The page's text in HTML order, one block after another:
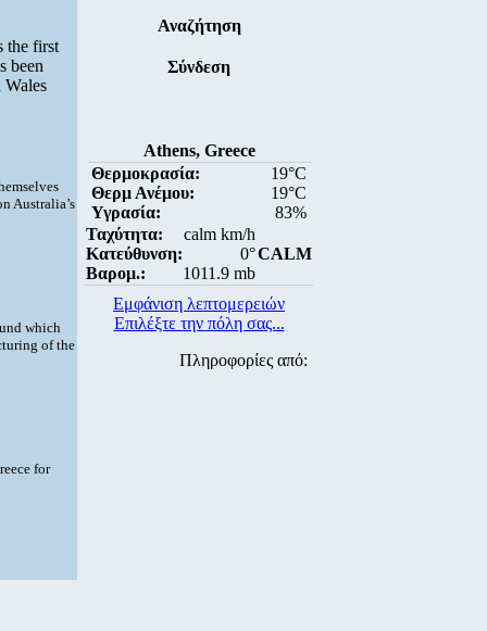
the first
been
Australia’s
which
of the
for
Αναζήτηση
Σύνδεση
Athens, Greece
Θερμοκρασία:
19°C
Θερμ Ανέμου:
19°C
Υγρασία:
83%
Ταχύτητα:
calm km/h
Κατεύθυνση:
0°
Βαρομ.:
1011.9 mb
CALM
Εμφάνιση λεπτομερειών
Επιλέξτε την πόλη σας...
Πληροφορίες από: